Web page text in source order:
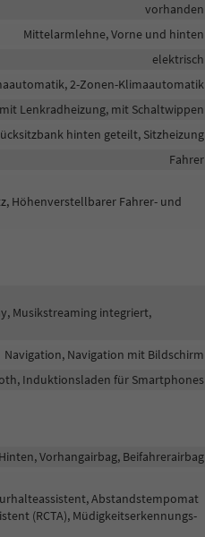
vorhanden
Mittelarmlehne, Vorne und hinten
elektrisch
2-Zonen-Klimaautomatik
Lenkradheizung, mit Schaltwippen
hinten geteilt, Sitzheizung
Fahrer
Höhenverstellbarer Fahrer- und
Musikstreaming integriert,
Navigation, Navigation mit Bildschirm
Induktionsladen für Smartphones
Vorhangairbag, Beifahrerairbag
Abstandstempomat
(RCTA), Müdigkeitserkennungs-